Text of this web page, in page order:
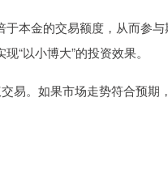
本金的交易额度，从而参
“以小博大”的投资效果。
易。如果市场走势符合预期